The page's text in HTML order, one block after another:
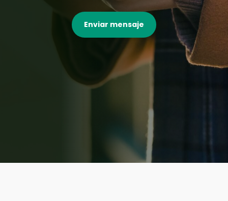
Enviar mensaje